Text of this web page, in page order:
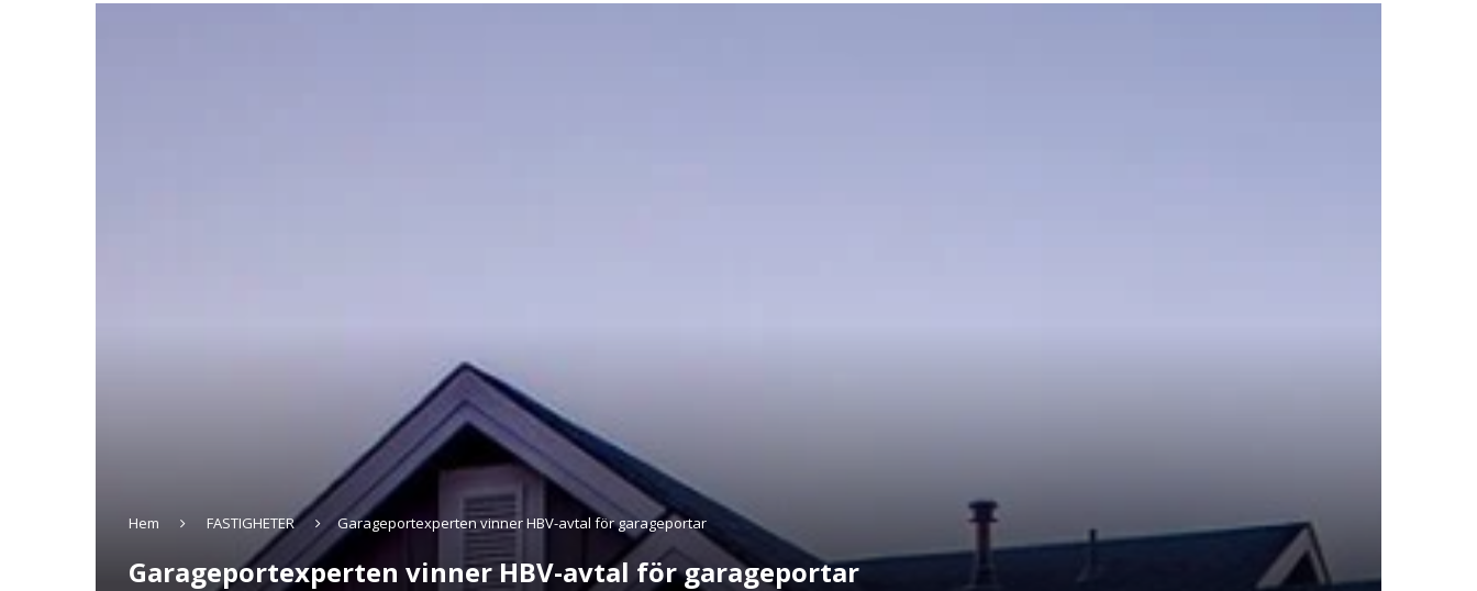
Hem FASTIGHETER Garageportexperten vinner HBV-avtal för garageportar
Garageportexperten vinner HBV-avtal för garageportar